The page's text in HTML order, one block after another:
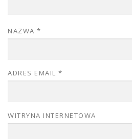
NAZWA *
ADRES EMAIL *
WITRYNA INTERNETOWA